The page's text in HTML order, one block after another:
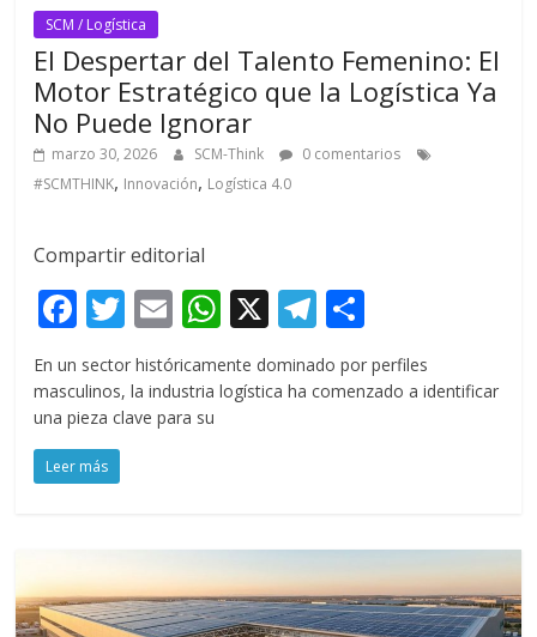
SCM / Logística
El Despertar del Talento Femenino: El
Motor Estratégico que la Logística Ya
No Puede Ignorar
marzo 30, 2026 SCM-Think
0 comentarios
#SCMTHINK, Innovación, Logística 4.0
Compartir editorial
F
ac
e
b
o
o
T
w
itt
er
E
m
ai
l
W
h
at
p
X T
el
e m
r
En un sector históricamente dominado por perfiles
masculinos, la industria logística ha comenzado a identificar
una pieza clave para su
Leer más